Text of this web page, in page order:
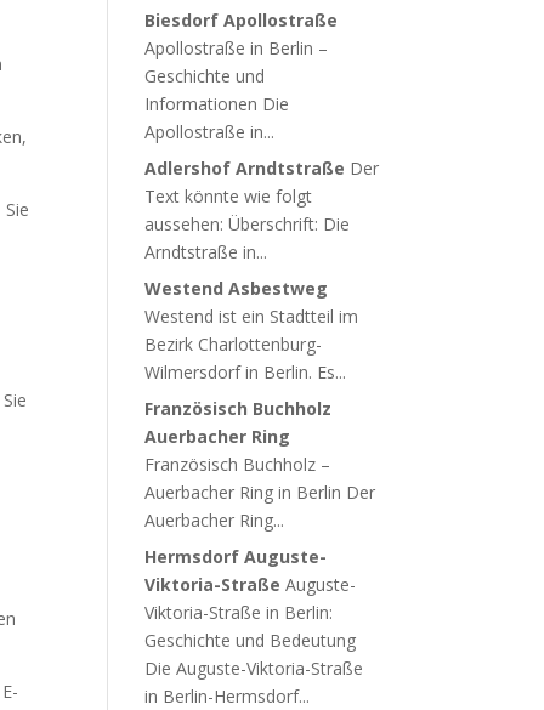
Biesdorf Apollostraße
Apollostraße in Berlin –
Geschichte und
Informationen Die
Apollostraße in...
Adlershof Arndtstraße Der
Text könnte wie folgt
aussehen: Überschrift: Die
Arndtstraße in...
Westend Asbestweg
Westend ist ein Stadtteil im
Bezirk Charlottenburg-
Wilmersdorf in Berlin. Es...
Französisch Buchholz
Auerbacher Ring
Französisch Buchholz –
Auerbacher Ring in Berlin Der
Auerbacher Ring...
Hermsdorf Auguste-
Viktoria-Straße Auguste-
Viktoria-Straße in Berlin:
Geschichte und Bedeutung
Die Auguste-Viktoria-Straße
in Berlin-Hermsdorf...